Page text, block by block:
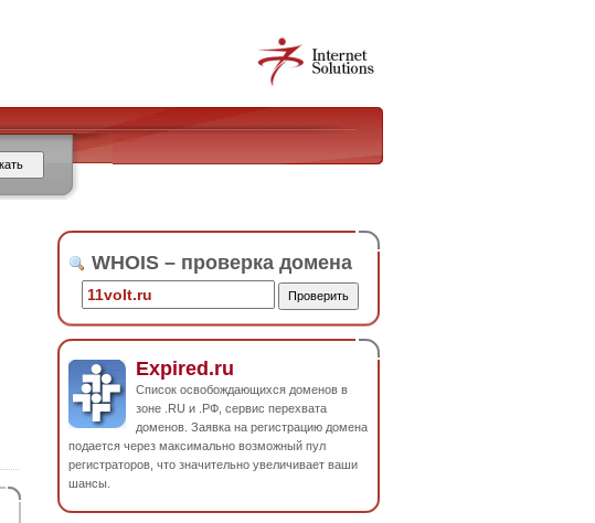
WHOIS – проверка домена
Expired.ru
Список освобождающихся доменов в
зоне .RU и .РФ, сервис перехвата
доменов. Заявка на регистрацию домена
подается через максимально возможный пул
регистраторов, что значительно увеличивает ваши
шансы.